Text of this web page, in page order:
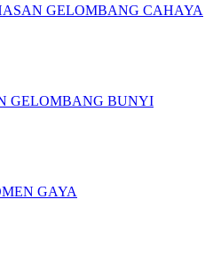
GELOMBANG CAHAYA
GELOMBANG BUNYI
GAYA